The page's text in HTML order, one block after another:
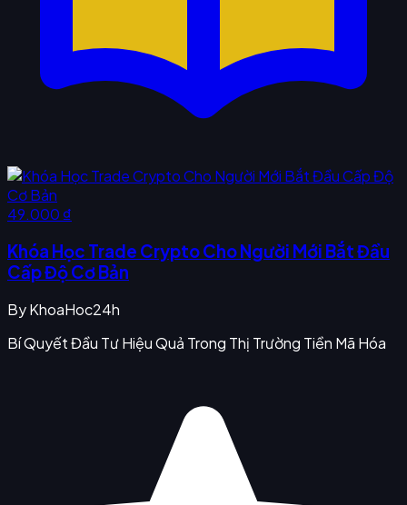
49.000 ₫
Khóa Học Trade Crypto Cho Người Mới Bắt Đầu
Cấp Độ Cơ Bản
ByKhoaHoc24h
Bí Quyết Đầu Tư Hiệu Quả Trong Thị Trường Tiền Mã Hóa